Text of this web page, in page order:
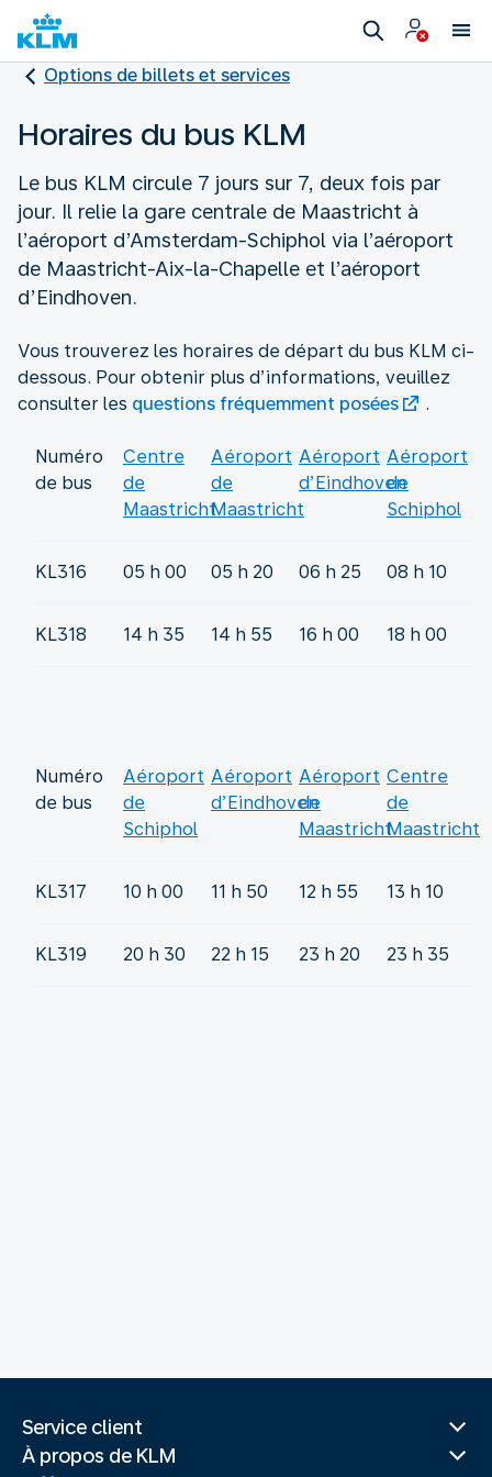
Options de billets et services
Horaires du bus KLM
Le bus KLM circule 7 jours sur 7, deux fois par
jour. Il relie la gare centrale de Maastricht à
l’aéroport d’Amsterdam-Schiphol via l’aéroport
de Maastricht-Aix-la-Chapelle et l’aéroport
d’Eindhoven.
Vous trouverez les horaires de départ du bus KLM ci-
dessous. Pour obtenir plus d’informations, veuillez
consulter les questions fréquemment posées .
Numéro
de bus
Centre
de
Maastricht
Aéroport
de
Maastricht
Aéroport
d’Eindhoven
Aéroport
de
Schiphol
KL316 05 h 00 05 h 20 06 h 25 08 h 10
KL318 14 h 35 14 h 55 16 h 00 18 h 00
Numéro
de bus
Aéroport
de
Schiphol
Aéroport
d’Eindhoven
Aéroport
de
Maastricht
Centre
de
Maastricht
KL317 10 h 00 11 h 50 12 h 55 13 h 10
KL319 20 h 30 22 h 15 23 h 20 23 h 35
Service client
À propos de KLM